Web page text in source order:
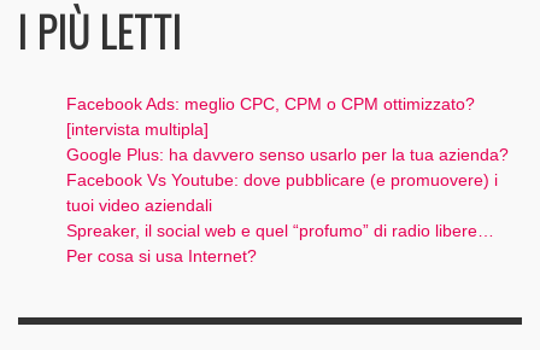
I PIÙ LETTI
Facebook Ads: meglio CPC, CPM o CPM ottimizzato?
[intervista multipla]
Google Plus: ha davvero senso usarlo per la tua azienda?
Facebook Vs Youtube: dove pubblicare (e promuovere) i
tuoi video aziendali
Spreaker, il social web e quel “profumo” di radio libere…
Per cosa si usa Internet?